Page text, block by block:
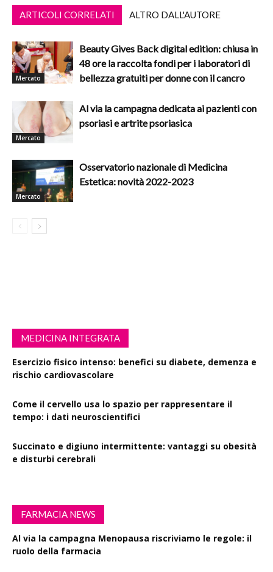
ARTICOLI CORRELATI ALTRO DALL'AUTORE
Mercato
Beauty Gives Back digital edition: chiusa in
48 ore la raccolta fondi per i laboratori di
bellezza gratuiti per donne con il cancro
Mercato
Al via la campagna dedicata ai pazienti con
psoriasi e artrite psoriasica
Mercato
Osservatorio nazionale di Medicina
Estetica: novità 2022-2023
MEDICINA INTEGRATA
Esercizio fisico intenso: benefici su diabete, demenza e
rischio cardiovascolare
Come il cervello usa lo spazio per rappresentare il
tempo: i dati neuroscientifici
Succinato e digiuno intermittente: vantaggi su obesità
e disturbi cerebrali
FARMACIA NEWS
Al via la campagna Menopausa riscriviamo le regole: il
ruolo della farmacia